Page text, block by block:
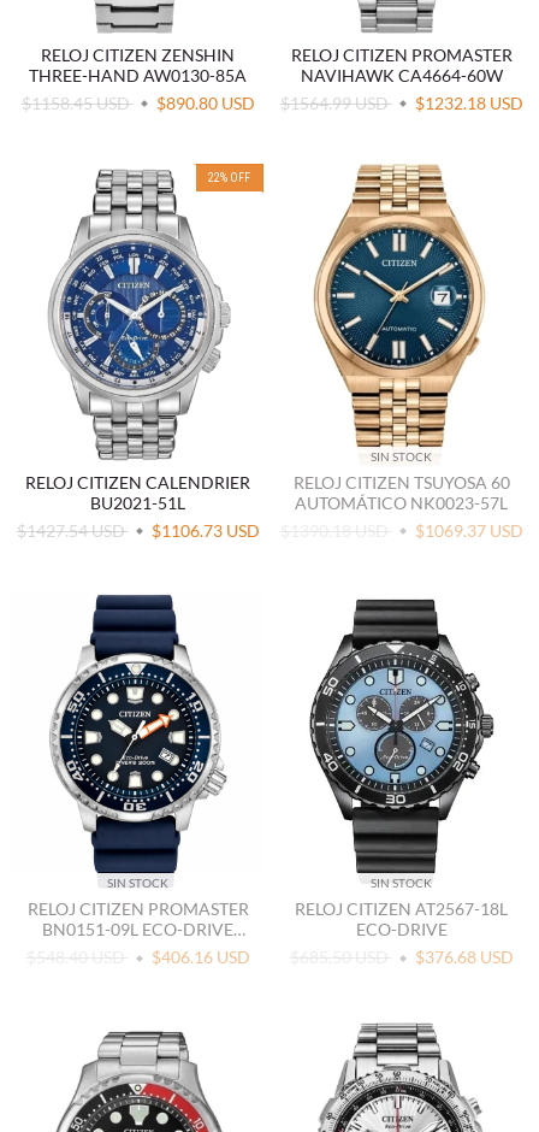
RELOJ CITIZEN ZENSHIN
THREE-HAND AW0130-85A
$1158.45 USD
$890.80 USD
RELOJ CITIZEN PROMASTER
NAVIHAWK CA4664-60W
$1564.99 USD
$1232.18 USD
22% OFF
RELOJ CITIZEN CALENDRIER
BU2021-51L
$1427.54 USD
$1106.73 USD
SIN STOCK
RELOJ CITIZEN TSUYOSA 60
AUTOMÁTICO NK0023-57L
$1390.18 USD
$1069.37 USD
SIN STOCK
RELOJ CITIZEN PROMASTER
BN0151-09L ECO-DRIVE
DIVER AZUL
$548.40 USD $406.16 USD
SIN STOCK
RELOJ CITIZEN AT2567-18L
ECO-DRIVE
$685.50 USD
$376.68 USD